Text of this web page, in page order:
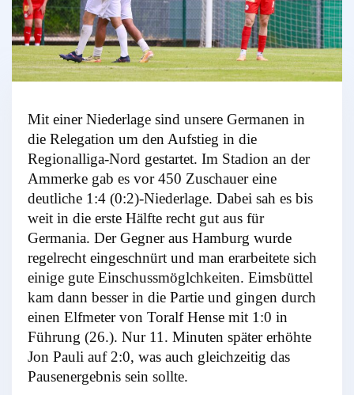
Mit einer Niederlage sind unsere Germanen in
die Relegation um den Aufstieg in die
Regionalliga-Nord gestartet. Im Stadion an der
Ammerke gab es vor 450 Zuschauer eine
deutliche 1:4 (0:2)-Niederlage. Dabei sah es bis
weit in die erste Hälfte recht gut aus für
Germania. Der Gegner aus Hamburg wurde
regelrecht eingeschnürt und man erarbeitete sich
einige gute Einschussmöglchkeiten. Eimsbüttel
kam dann besser in die Partie und gingen durch
einen Elfmeter von Toralf Hense mit 1:0 in
Führung (26.). Nur 11. Minuten später erhöhte
Jon Pauli auf 2:0, was auch gleichzeitig das
Pausenergebnis sein sollte.